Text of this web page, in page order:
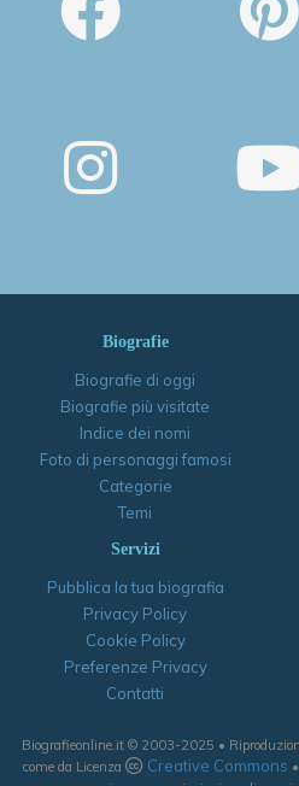
Biografie
Biografie di oggi
Biografie più visitate
Indice dei nomi
Foto di personaggi famosi
Categorie
Temi
Servizi
Pubblica la tua biografia
Privacy Policy
Cookie Policy
Preferenze Privacy
Contatti
Biografieonline.it © 2003-2025 •
come da Licenza
Creative Commons